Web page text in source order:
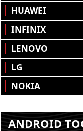
HUAWEI
INFINIX
LENOVO
LG
NOKIA
ANDROID